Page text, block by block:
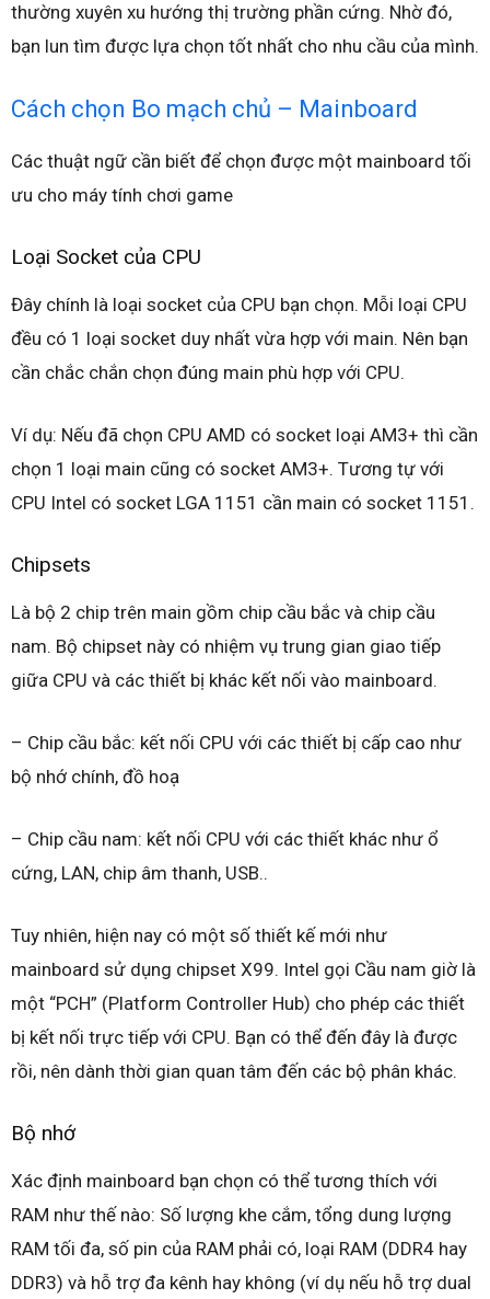
thường xuyên xu hướng thị trường phần cứng. Nhờ đó,
bạn lun tìm được lựa chọn tốt nhất cho nhu cầu của mình.
Cách chọn Bo mạch chủ – Mainboard
Các thuật ngữ cần biết để chọn được một mainboard tối
ưu cho máy tính chơi game
Loại Socket của CPU
Đây chính là loại socket của CPU bạn chọn. Mỗi loại CPU
đều có 1 loại socket duy nhất vừa hợp với main. Nên bạn
cần chắc chắn chọn đúng main phù hợp với CPU.
Ví dụ: Nếu đã chọn CPU AMD có socket loại AM3+ thì cần
chọn 1 loại main cũng có socket AM3+. Tương tự với
CPU Intel có socket LGA 1151 cần main có socket 1151.
Chipsets
Là bộ 2 chip trên main gồm chip cầu bắc và chip cầu
nam. Bộ chipset này có nhiệm vụ trung gian giao tiếp
giữa CPU và các thiết bị khác kết nối vào mainboard.
– Chip cầu bắc: kết nối CPU với các thiết bị cấp cao như
bộ nhớ chính, đồ hoạ
– Chip cầu nam: kết nối CPU với các thiết khác như ổ
cứng, LAN, chip âm thanh, USB..
Tuy nhiên, hiện nay có một số thiết kế mới như
mainboard sử dụng chipset X99. Intel gọi Cầu nam giờ là
một “PCH” (Platform Controller Hub) cho phép các thiết
bị kết nối trực tiếp với CPU. Bạn có thể đến đây là được
rồi, nên dành thời gian quan tâm đến các bộ phân khác.
Bộ nhớ
Xác định mainboard bạn chọn có thể tương thích với
RAM như thế nào: Số lượng khe cắm, tổng dung lượng
RAM tối đa, số pin của RAM phải có, loại RAM (DDR4 hay
DDR3) và hỗ trợ đa kênh hay không (ví dụ nếu hỗ trợ dual